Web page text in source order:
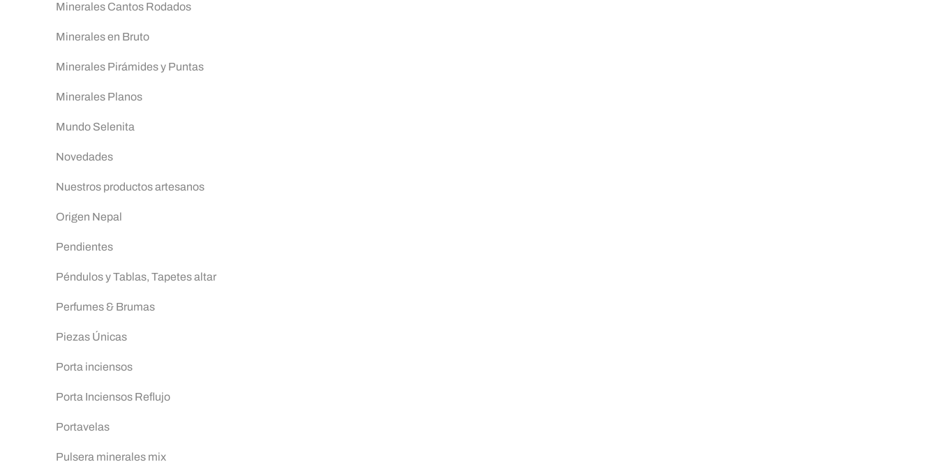
Minerales Cantos Rodados
Minerales en Bruto
Minerales Pirámides y Puntas
Minerales Planos
Mundo Selenita
Novedades
Nuestros productos artesanos
Origen Nepal
Pendientes
Péndulos y Tablas, Tapetes altar
Perfumes & Brumas
Piezas Únicas
Porta inciensos
Porta Inciensos Reflujo
Portavelas
Pulsera minerales mix